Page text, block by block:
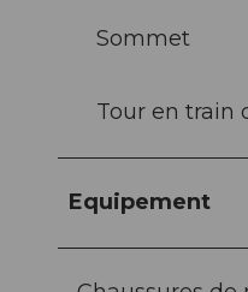
Sommet
Tour en train
Equipement